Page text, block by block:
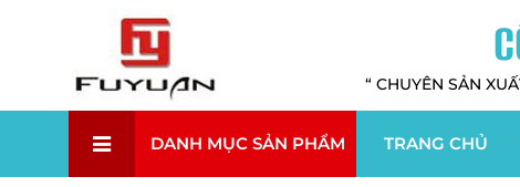
“ CHUYÊN SẢN
TRANG CHỦ
DANH MỤC SẢN PHẨM